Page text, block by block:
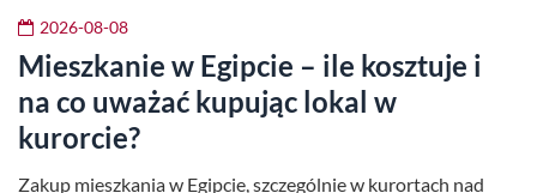
2026-08-08
Mieszkanie w Egipcie – ile kosztuje i
na co uważać kupując lokal w
kurorcie?
Zakup mieszkania w Egipcie, szczególnie w kurortach nad